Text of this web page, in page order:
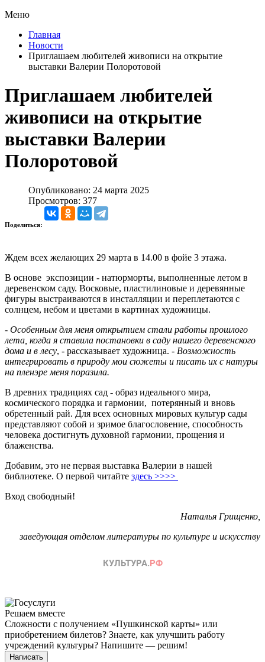
Меню
Главная
Новости
Приглашаем любителей живописи на открытие
выставки Валерии Полоротовой
Приглашаем любителей
живописи на открытие
выставки Валерии
Полоротовой
Опубликовано: 24 марта 2025
Просмотров: 377
Поделиться:
Ждем всех желающих 29 марта в 14.00 в фойе 3 этажа.
В основе экспозиции - натюрморты, выполненные летом в
деревенском саду. Восковые, пластилиновые и деревянные
фигуры выстраиваются в инсталляции и переплетаются с
солнцем, небом и цветами в картинах художницы.
- Особенным для меня открытием стали работы прошлого
лета, когда я ставила постановки в саду нашего деревенского
дома и в лесу, - рассказывает художница. - Возможность
интегрировать в природу мои сюжеты и писать их с натуры
на пленэре меня поразила.
В древних традициях сад - образ идеального мира,
космического порядка и гармонии, потерянный и вновь
обретенный рай. Для всех основных мировых культур сады
представляют собой и зримое благословение, способность
человека достигнуть духовной гармонии, прощения и
блаженства.
Добавим, это не первая выставка Валерии в нашей
библиотеке. О первой читайте здесь >>>>
Вход свободный!
Наталья Грищенко,
заведующая отделом литературы по культуре и искусству
Решаем вместе
Сложности с получением «Пушкинской карты» или
приобретением билетов? Знаете, как улучшить работу
учреждений культуры? Напишите — решим!
Написать